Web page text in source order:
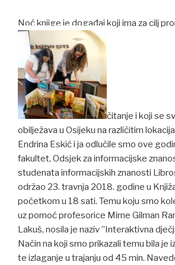
Noć knjige je događaj koji ima za cilj
čitanje i koji se
obilježava u Osijeku na različitim
Endrina Eskić i ja odlučile smo ove
fakultet, Odsjek za informacijske
studenata informacijskih znanosti
održao 23. travnja 2018. godine u
početkom u 18 sati. Temu koju smo
uz pomoć profesorice Mirne Gilman
Lakuš, nosila je naziv ”Interaktivna
Način na koji smo prikazali temu bila je
te izlaganje u trajanju od 45 min.